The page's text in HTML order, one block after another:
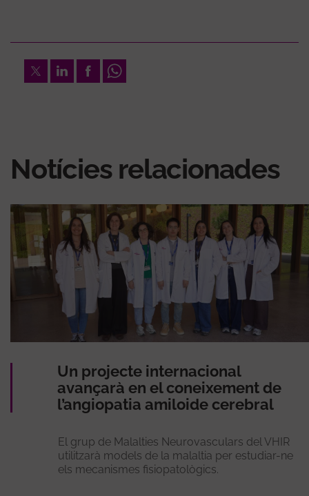
TwitterLinkedInFacebookWhatsapp
Notícies relacionades
Un projecte internacional
avançarà en el coneixement de
l’angiopatia amiloide cerebral
El grup de Malalties Neurovasculars del VHIR
utilitzarà models de la malaltia per estudiar-ne
els mecanismes fisiopatològics.